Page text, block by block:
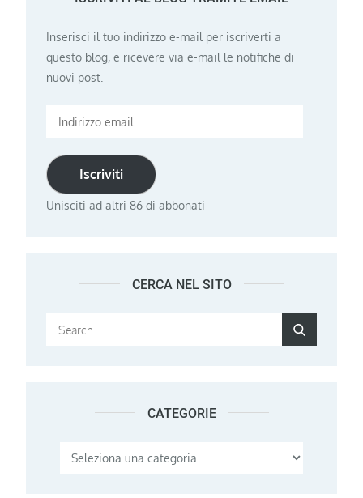
Inserisci il tuo indirizzo e-mail per iscriverti a
questo blog, e ricevere via e-mail le notifiche di
nuovi post.
Indirizzo
Iscriviti
Unisciti ad altri 86 di abbonati
CERCA NEL SITO
Search
CATEGORIE
Categorie